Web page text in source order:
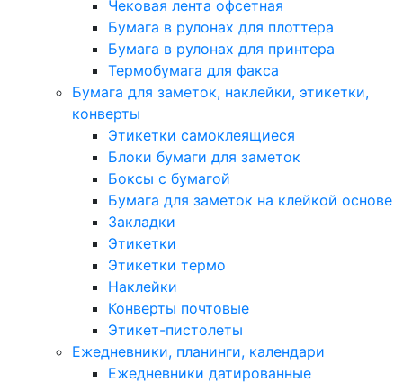
Чековая лента офсетная
Бумага в рулонах для плоттера
Бумага в рулонах для принтера
Термобумага для факса
Бумага для заметок, наклейки, этикетки,
конверты
Этикетки самоклеящиеся
Блоки бумаги для заметок
Боксы с бумагой
Бумага для заметок на клейкой основе
Закладки
Этикетки
Этикетки термо
Наклейки
Конверты почтовые
Этикет-пистолеты
Ежедневники, планинги, календари
Ежедневники датированные